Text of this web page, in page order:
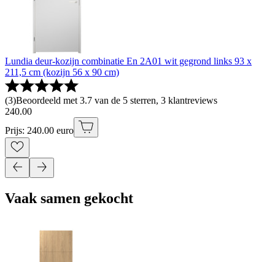
Lundia deur-kozijn combinatie En 2A01 wit gegrond links 93 x
211,5 cm (kozijn 56 x 90 cm)
(3)Beoordeeld met 3.7 van de 5 sterren, 3 klantreviews
240.00
Prijs: 240.00 euro
Vaak samen gekocht